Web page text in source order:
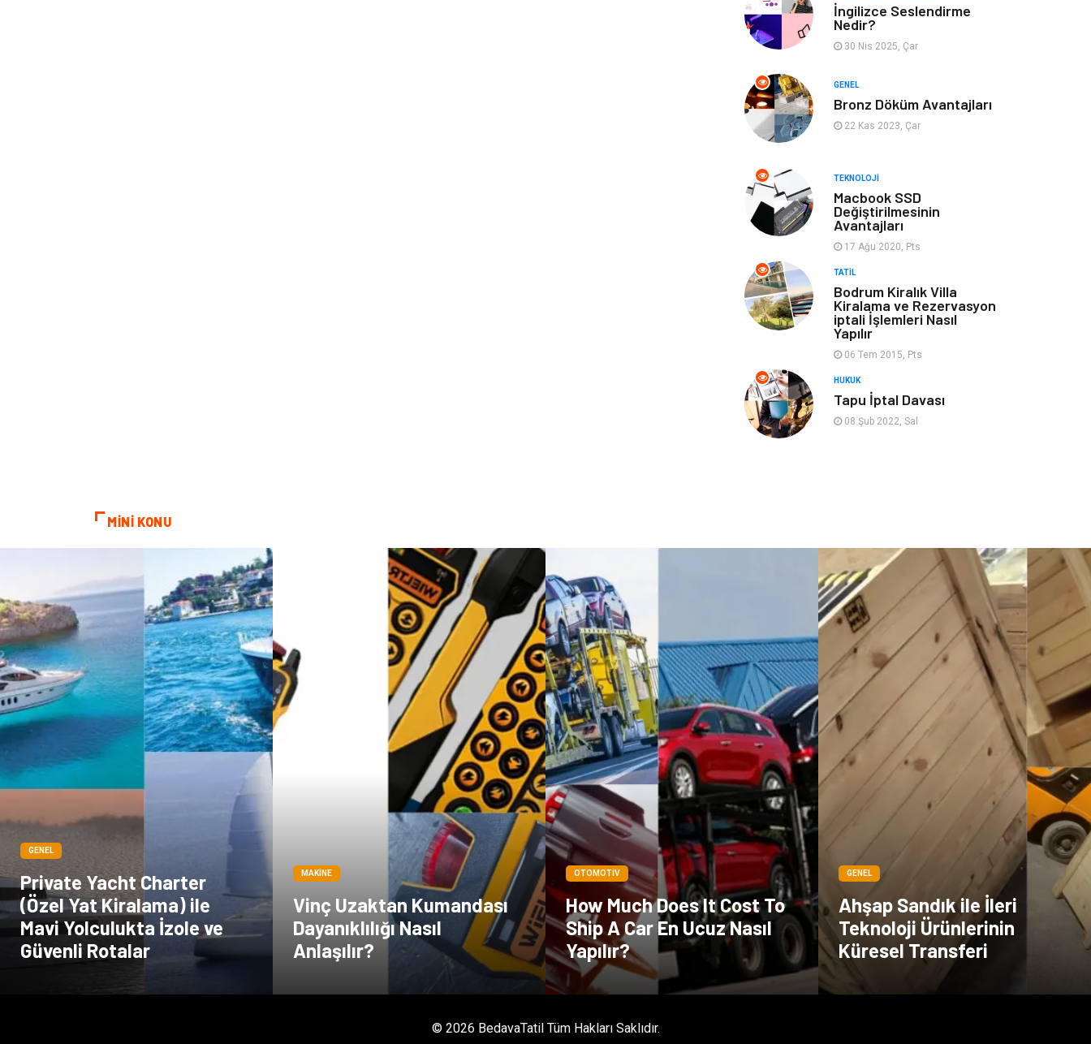
Mobilya Emlak
Kültür Otel
Turizm
Hediyelik Eşya
oyun alanları
uçak yolculuğu
önerileri
Blogroll Bilet
Cruise Moda
Güzellik
Yurtdışı Turları
İngilizce Seslendirme
Nedir?
30 Nis 2025, Çar
GENEL
Bronz Döküm Avantajları
22 Kas 2023, Çar
TEKNOLOJI
Macbook SSD
Değiştirilmesinin
Avantajları
17 Ağu 2020, Pts
TATIL
Bodrum Kiralık Villa
Kiralama ve Rezervasyon
iptali İşlemleri Nasıl
Yapılır
06 Tem 2015, Pts
HUKUK
Tapu İptal Davası
08 Şub 2022, Sal
MİNİ KONU
GENEL
Private Yacht Charter
(Özel Yat Kiralama) ile
Mavi Yolculukta İzole ve
Güvenli Rotalar
MAKINE
Vinç Uzaktan Kumandası
Dayanıklılığı Nasıl
Anlaşılır?
OTOMOTIV
How Much Does It Cost To
Ship A Car En Ucuz Nasıl
Yapılır?
GENEL
Ahşap Sandık ile İleri
Teknoloji Ürünlerinin
Küresel Transferi
© 2026 BedavaTatil Tüm Hakları Saklıdır.